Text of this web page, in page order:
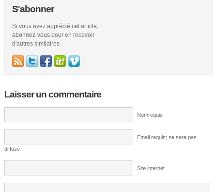
S'abonner
Si vous avez apprécié cet article,
abonnez-vous pour en recevoir
d'autres similaires
Laisser un commentaire
Nomrequis
Email requis; ne sera pas
diffusé
Site internet